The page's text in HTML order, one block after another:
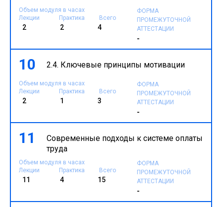
Объем модуля в часах
Лекции
Практика Всего
2 2 4
ФОРМА
ПРОМЕЖУТОЧНОЙ
АТТЕСТАЦИИ
-
10 2.4. Ключевые принципы мотивации
Объем модуля в часах
Лекции
Практика Всего
2 1 3
ФОРМА
ПРОМЕЖУТОЧНОЙ
АТТЕСТАЦИИ
-
11
Современные подходы к системе оплаты
труда
Объем модуля в часах
Лекции
Практика Всего
11 4 15
ФОРМА
ПРОМЕЖУТОЧНОЙ
АТТЕСТАЦИИ
-